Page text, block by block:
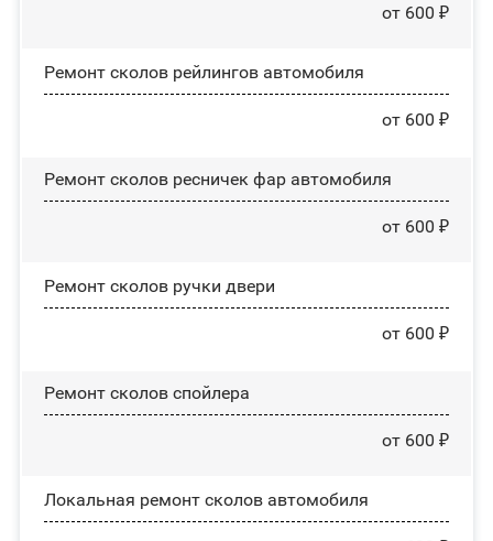
от 600 ₽
Ремонт сколов рейлингов автомобиля
от 600 ₽
Ремонт сколов ресничек фар автомобиля
от 600 ₽
Ремонт сколов ручки двери
от 600 ₽
Ремонт сколов спойлера
от 600 ₽
Локальная ремонт сколов автомобиля